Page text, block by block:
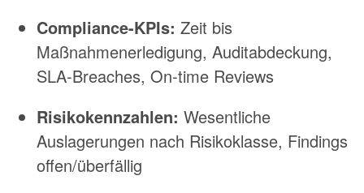
Compliance-KPIs: Zeit bis
Maßnahmenerledigung, Auditabdeckung,
SLA-Breaches, On-time Reviews
Risikokennzahlen: Wesentliche
Auslagerungen nach Risikoklasse, Findings
offen/überfällig